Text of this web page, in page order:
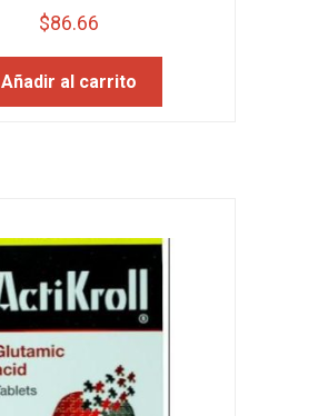
$86.66
Añadir al carrito